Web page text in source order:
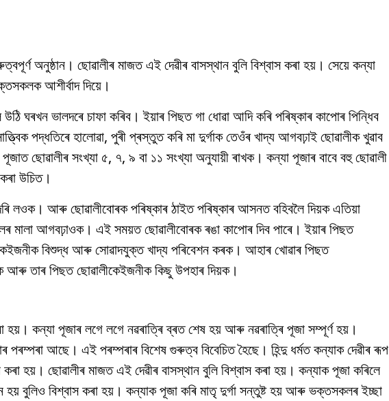
অনুষ্ঠান। ছোৱালীৰ মাজত এই দেৱীৰ বাসস্থান বুলি বিশ্বাস কৰা হয়। সেয়ে কন্যা
আশীৰ্বাদ দিয়ে।
উঠি ঘৰখন ভালদৰে চাফা কৰিব। ইয়াৰ পিছত গা ধোৱা আদি কৰি পৰিষ্কাৰ কাপোৰ পিন্ধিব
পদ্ধতিৰে হালোৱা, পুৰী প্ৰস্তুত কৰি মা দুৰ্গাক তেওঁৰ খাদ্য আগবঢ়াই ছোৱালীক খুৱাব
ছোৱালীৰ সংখ্যা ৫, ৭, ৯ বা ১১ সংখ্যা অনুযায়ী ৰাখক। কন্যা পূজাৰ বাবে বহু ছোৱালী
উচিত।
লওক। আৰু ছোৱালীবোৰক পৰিষ্কাৰ ঠাইত পৰিষ্কাৰ আসনত বহিবলৈ দিয়ক এতিয়া
আগবঢ়াওক। এই সময়ত ছোৱালীবোৰক ৰঙা কাপোৰ দিব পাৰে। ইয়াৰ পিছত
বিশুদ্ধ আৰু সোৱাদযুক্ত খাদ্য পৰিবেশন কৰক। আহাৰ খোৱাৰ পিছত
আৰু তাৰ পিছত ছোৱালীকেইজনীক কিছু উপহাৰ দিয়ক।
কন্যা পূজাৰ লগে লগে নৱৰাত্ৰি ব্ৰত শেষ হয় আৰু নৱৰাত্ৰি পূজা সম্পূৰ্ণ হয়।
পৰম্পৰা আছে। এই পৰম্পৰাৰ বিশেষ গুৰুত্ব বিবেচিত হৈছে। হিন্দু ধৰ্মত কন্যাক দেৱীৰ ৰূপ
হয়। ছোৱালীৰ মাজত এই দেৱীৰ বাসস্থান বুলি বিশ্বাস কৰা হয়। কন্যাক পূজা কৰিলে
বুলিও বিশ্বাস কৰা হয়। কন্যাক পূজা কৰি মাতৃ দুৰ্গা সন্তুষ্ট হয় আৰু ভক্তসকলৰ ইচ্ছা